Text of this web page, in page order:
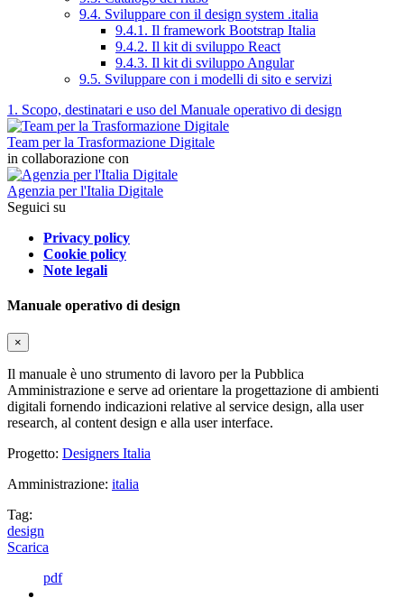
9.4. Sviluppare con il design system .italia
9.4.1. Il framework Bootstrap Italia
9.4.2. Il kit di sviluppo React
9.4.3. Il kit di sviluppo Angular
9.5. Sviluppare con i modelli di sito e servizi
1. Scopo, destinatari e uso del Manuale operativo di design
Team per la Trasformazione Digitale
in collaborazione con
Agenzia per l'Italia Digitale
Seguici su
Privacy policy
Cookie policy
Note legali
Manuale operativo di design
×
Il manuale è uno strumento di lavoro per la Pubblica
Amministrazione e serve ad orientare la progettazione di ambienti
digitali fornendo indicazioni relative al service design, alla user
research, al content design e alla user interface.
Progetto: Designers Italia
Amministrazione: italia
Tag:
design
Scarica
pdf